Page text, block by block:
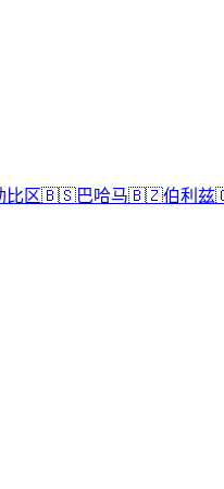
比区🇧🇸巴哈马🇧🇿伯利兹